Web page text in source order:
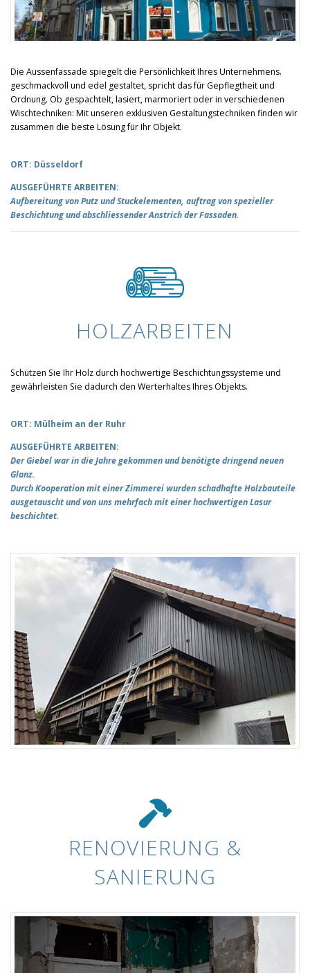
Die Aussenfassade spiegelt die Persönlichkeit Ihres Unternehmens.
geschmackvoll und edel gestaltet, spricht das für Gepflegtheit und
Ordnung. Ob gespachtelt, lasiert, marmoriert oder in verschiedenen
Wischtechniken: Mit unseren exklusiven Gestaltungstechniken finden wir
zusammen die beste Lösung für Ihr Objekt.
ORT: Düsseldorf
AUSGEFÜHRTE ARBEITEN:
Aufbereitung von Putz und Stuckelementen, auftrag von spezieller
Beschichtung und abschliessender Anstrich der Fassaden.
HOLZARBEITEN
Schützen Sie Ihr Holz durch hochwertige Beschichtungssysteme und
gewährleisten Sie dadurch den Werterhaltes Ihres Objekts.
ORT: Mülheim an der Ruhr
AUSGEFÜHRTE ARBEITEN:
Der Giebel war in die Jahre gekommen und benötigte dringend neuen
Glanz.
Durch Kooperation mit einer Zimmerei wurden schadhafte Holzbauteile
ausgetauscht und von uns mehrfach mit einer hochwertigen Lasur
beschichtet.
RENOVIERUNG &
SANIERUNG